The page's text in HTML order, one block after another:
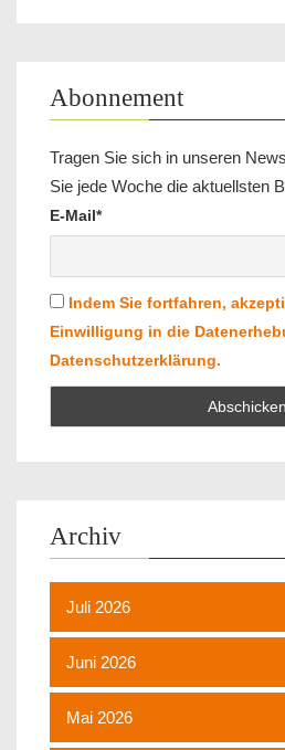
Abonnement
Tragen Sie sich in unseren
Sie jede Woche die aktuellsten
E-Mail*
Indem Sie fortfahren,
Einwilligung in die
Datenschutzerklärung.
Archiv
Juli 2026
Juni 2026
Mai 2026